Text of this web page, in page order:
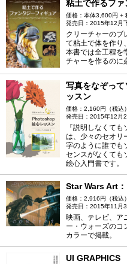
連載
用語辞典
スタジオ
講座
SHOP
クリエイターズID
粘土で作るフ
価格：本体3,600円 +
発売日：2015年12月
クリーチャーのブ
て粘土で体を作り
本書では全工程を
チャーを作るのに
写真をなぞっ
ッスン
価格：2,160円（税込）
発売日：2015年12月
『説明しなくて
は、少々のセオリ
字のように誰でも
センスがなくても
絵心入門書です。
Star Wars Art
価格：2,916円（税込）
発売日：2015年11月
映画、テレビ、ア
ー・ウォーズのコ
カラーで掲載。
UI GRAPHICS